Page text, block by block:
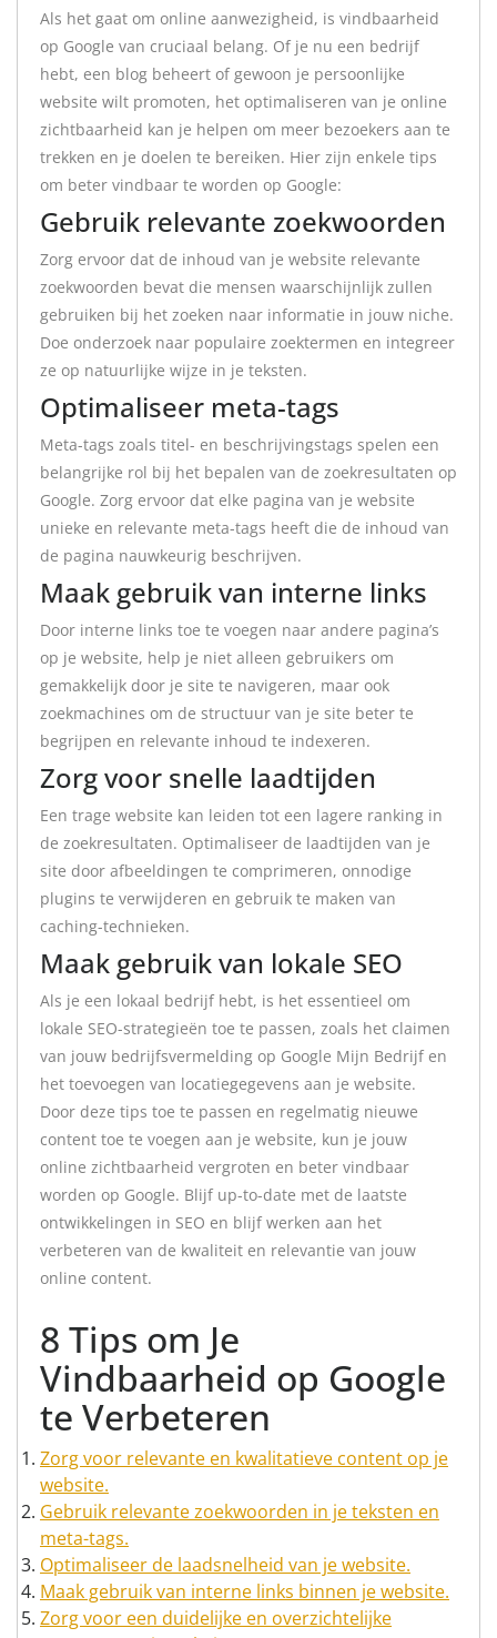
Als het gaat om online aanwezigheid, is vindbaarheid
op Google van cruciaal belang. Of je nu een bedrijf
hebt, een blog beheert of gewoon je persoonlijke
website wilt promoten, het optimaliseren van je online
zichtbaarheid kan je helpen om meer bezoekers aan te
trekken en je doelen te bereiken. Hier zijn enkele tips
om beter vindbaar te worden op Google:
Gebruik relevante zoekwoorden
Zorg ervoor dat de inhoud van je website relevante
zoekwoorden bevat die mensen waarschijnlijk zullen
gebruiken bij het zoeken naar informatie in jouw niche.
Doe onderzoek naar populaire zoektermen en integreer
ze op natuurlijke wijze in je teksten.
Optimaliseer meta-tags
Meta-tags zoals titel- en beschrijvingstags spelen een
belangrijke rol bij het bepalen van de zoekresultaten op
Google. Zorg ervoor dat elke pagina van je website
unieke en relevante meta-tags heeft die de inhoud van
de pagina nauwkeurig beschrijven.
Maak gebruik van interne links
Door interne links toe te voegen naar andere pagina’s
op je website, help je niet alleen gebruikers om
gemakkelijk door je site te navigeren, maar ook
zoekmachines om de structuur van je site beter te
begrijpen en relevante inhoud te indexeren.
Zorg voor snelle laadtijden
Een trage website kan leiden tot een lagere ranking in
de zoekresultaten. Optimaliseer de laadtijden van je
site door afbeeldingen te comprimeren, onnodige
plugins te verwijderen en gebruik te maken van
caching-technieken.
Maak gebruik van lokale SEO
Als je een lokaal bedrijf hebt, is het essentieel om
lokale SEO-strategieën toe te passen, zoals het claimen
van jouw bedrijfsvermelding op Google Mijn Bedrijf en
het toevoegen van locatiegegevens aan je website.
Door deze tips toe te passen en regelmatig nieuwe
content toe te voegen aan je website, kun je jouw
online zichtbaarheid vergroten en beter vindbaar
worden op Google. Blijf up-to-date met de laatste
ontwikkelingen in SEO en blijf werken aan het
verbeteren van de kwaliteit en relevantie van jouw
online content.
8 Tips om Je
Vindbaarheid op Google
te Verbeteren
Zorg voor relevante en kwalitatieve content op je
website.
Gebruik relevante zoekwoorden in je teksten en
meta-tags.
Optimaliseer de laadsnelheid van je website.
Maak gebruik van interne links binnen je website.
Zorg voor een duidelijke en overzichtelijke